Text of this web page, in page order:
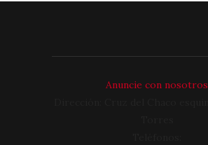
Anuncie con nosotros